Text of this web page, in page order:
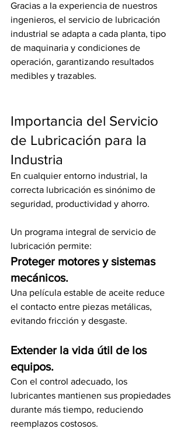
Gracias a la experiencia de nuestros
ingenieros, el servicio de lubricación
industrial se adapta a cada planta, tipo
de maquinaria y condiciones de
operación, garantizando resultados
medibles y trazables.
Importancia del Servicio
de Lubricación para la
Industria
En cualquier entorno industrial, la
correcta lubricación es sinónimo de
seguridad, productividad y ahorro.
Un programa integral de servicio de
lubricación permite:
Proteger motores y sistemas
mecánicos.
Una película estable de aceite reduce
el contacto entre piezas metálicas,
evitando fricción y desgaste.
Extender la vida útil de los
equipos.
Con el control adecuado, los
lubricantes mantienen sus propiedades
durante más tiempo, reduciendo
reemplazos costosos.